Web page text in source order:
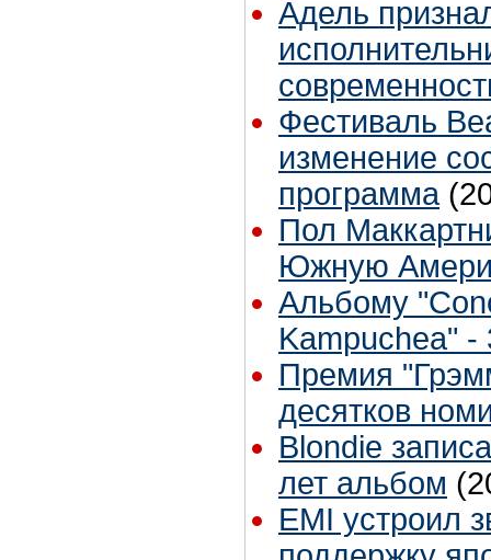
Адель
Фестиваль
изменение
программа
Пол
Южную
Альбому
Kampuchea" -
Премия
десятков
Blondie
лет альбом
EMI устроил